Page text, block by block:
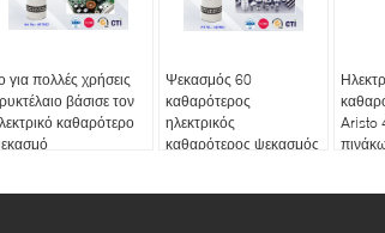
για πολλές χρήσεις
βάσισε τον
καθαρότερο
Ψεκασμός 60
καθαρότερος
ηλεκτρικός
καθαρότερος ψεκασμός
Aristo